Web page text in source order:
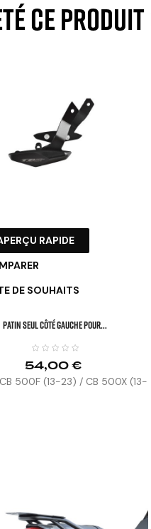
ce
RAPIDE
DE SOUHAITS
Patin Seul Côté Gauche Pour...
54,00 €
500F (13-23) / CB 500X (13-